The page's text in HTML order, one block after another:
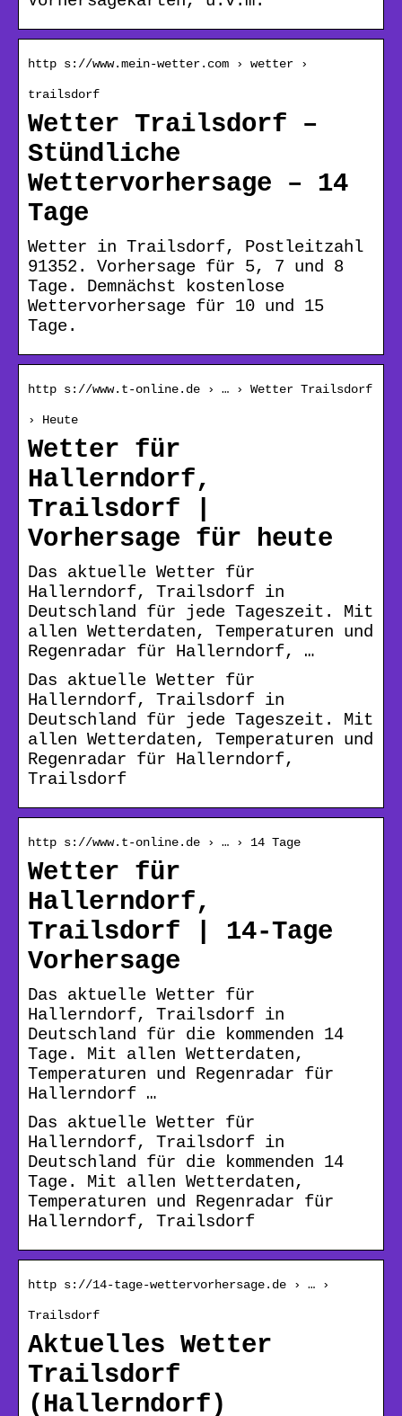
http s://www.mein-wetter.com › wetter ›
trailsdorf
Wetter Trailsdorf –
Stündliche
Wettervorhersage – 14
Tage
Wetter in Trailsdorf, Postleitzahl
91352. Vorhersage für 5, 7 und 8
Tage. Demnächst kostenlose
Wettervorhersage für 10 und 15
Tage.
http s://www.t-online.de › … › Wetter Trailsdorf
› Heute
Wetter für
Hallerndorf,
Trailsdorf |
Vorhersage für heute
Das aktuelle Wetter für
Hallerndorf, Trailsdorf in
Deutschland für jede Tageszeit. Mit
allen Wetterdaten, Temperaturen und
Regenradar für Hallerndorf, …
Das aktuelle Wetter für
Hallerndorf, Trailsdorf in
Deutschland für jede Tageszeit. Mit
allen Wetterdaten, Temperaturen und
Regenradar für Hallerndorf,
Trailsdorf
http s://www.t-online.de › … › 14 Tage
Wetter für
Hallerndorf,
Trailsdorf | 14-Tage
Vorhersage
Das aktuelle Wetter für
Hallerndorf, Trailsdorf in
Deutschland für die kommenden 14
Tage. Mit allen Wetterdaten,
Temperaturen und Regenradar für
Hallerndorf …
Das aktuelle Wetter für
Hallerndorf, Trailsdorf in
Deutschland für die kommenden 14
Tage. Mit allen Wetterdaten,
Temperaturen und Regenradar für
Hallerndorf, Trailsdorf
http s://14-tage-wettervorhersage.de › … ›
Trailsdorf
Aktuelles Wetter
Trailsdorf
(Hallerndorf)